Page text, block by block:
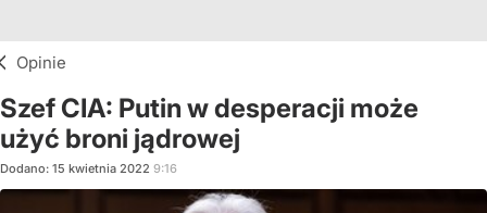
Opinie
Szef CIA: Putin w desperacji może
użyć broni jądrowej
Dodano: 15 kwietnia 2022 9:16